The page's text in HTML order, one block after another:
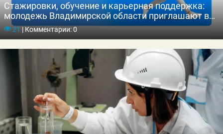
Стажировки, обучение и карьерная поддержка:
молодежь Владимирской области приглашают в
новый сезон проекта «Профразвитие»
21 |Комментарии: 0